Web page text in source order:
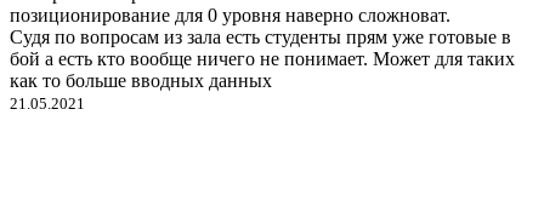
позиционирование для 0 уровня наверно сложноват.
Судя по вопросам из зала есть студенты прям уже готовые в
бой а есть кто вообще ничего не понимает. Может для таких
как то больше вводных данных
21.05.2021